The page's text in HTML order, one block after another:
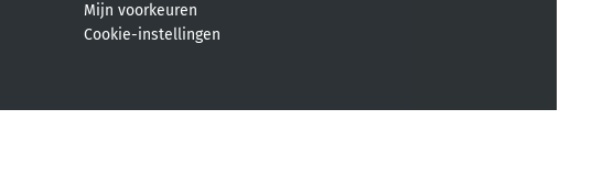
Mijn voorkeuren
Cookie-instellingen